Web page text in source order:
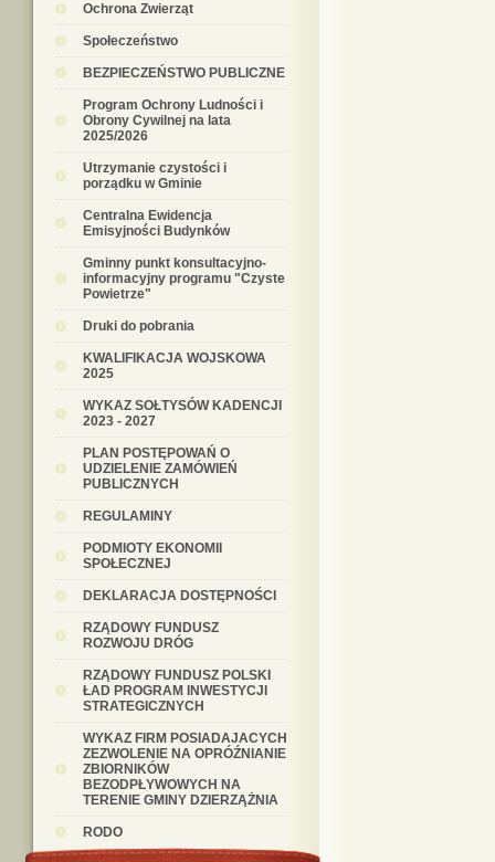
Ochrona Zwierząt
Społeczeństwo
BEZPIECZEŃSTWO PUBLICZNE
Program Ochrony Ludności i
Obrony Cywilnej na lata
2025/2026
Utrzymanie czystości i
porządku w Gminie
Centralna Ewidencja
Emisyjności Budynków
Gminny punkt konsultacyjno-
informacyjny programu "Czyste
Powietrze"
Druki do pobrania
KWALIFIKACJA WOJSKOWA
2025
WYKAZ SOŁTYSÓW KADENCJI
2023 - 2027
PLAN POSTĘPOWAŃ O
UDZIELENIE ZAMÓWIEŃ
PUBLICZNYCH
REGULAMINY
PODMIOTY EKONOMII
SPOŁECZNEJ
DEKLARACJA DOSTĘPNOŚCI
RZĄDOWY FUNDUSZ
ROZWOJU DRÓG
RZĄDOWY FUNDUSZ POLSKI
ŁAD PROGRAM INWESTYCJI
STRATEGICZNYCH
WYKAZ FIRM POSIADAJACYCH
ZEZWOLENIE NA OPRÓŹNIANIE
ZBIORNIKÓW
BEZODPŁYWOWYCH NA
TERENIE GMINY DZIERZĄŻNIA
RODO